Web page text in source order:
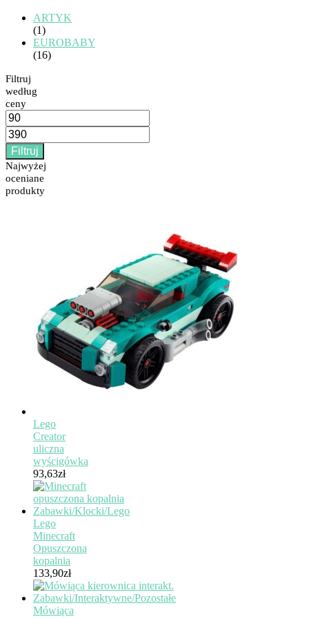
ARTYK
(1)
EUROBABY
(16)
Filtruj
według
ceny
Cena
min
Cena
max
Filtruj
Najwyżej
oceniane
produkty
Lego
Creator
uliczna
wyścigówka
93,63zł
Lego
Minecraft
Opuszczona
kopalnia
133,90zł
Mówiąca